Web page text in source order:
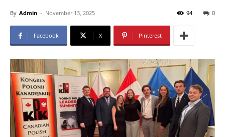
By Admin - November 13, 2025 0
94
Facebook X Pinterest